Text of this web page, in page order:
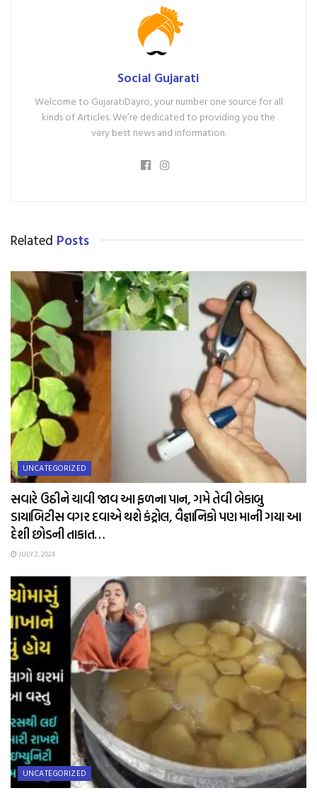
Social Gujarati
Welcome to GujaratiDayro, your number one source for all
kinds of Articles. We’re dedicated to providing you the
very best news and information.
Related Posts
UNCATEGORIZED
સવારે ઉઠીને ચાવી જાવ આ ફળના પાન, ગમે તેવી બેકાબુ
ડાયાબિટીસ વગર દવાએ થશે કંટ્રોલ, વૈજ્ઞાનિકો પણ માની ગયા આ
દેશી છોડની તાકાત…
JULY 2, 2024
UNCATEGORIZED